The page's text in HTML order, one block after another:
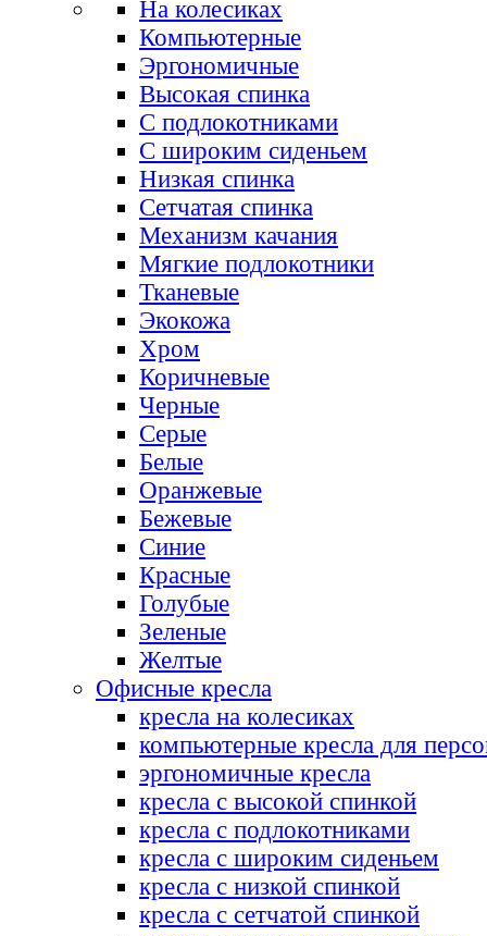
На колесиках
Компьютерные
Эргономичные
Высокая спинка
С подлокотниками
С широким сиденьем
Низкая спинка
Сетчатая спинка
Механизм качания
Мягкие подлокотники
Тканевые
Экокожа
Хром
Коричневые
Черные
Серые
Белые
Оранжевые
Бежевые
Синие
Красные
Голубые
Зеленые
Желтые
Офисные кресла
кресла на колесиках
компьютерные кресла для
эргономичные кресла
кресла с высокой спинкой
кресла с подлокотниками
кресла с широким сиденьем
кресла с низкой спинкой
кресла с сетчатой спинкой